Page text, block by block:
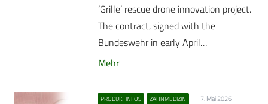
‘Grille’ rescue drone innovation project.
The contract, signed with the
Bundeswehr in early April…
Mehr
PRODUKTINFOS ZAHNMEDIZIN 7. Mai 2026